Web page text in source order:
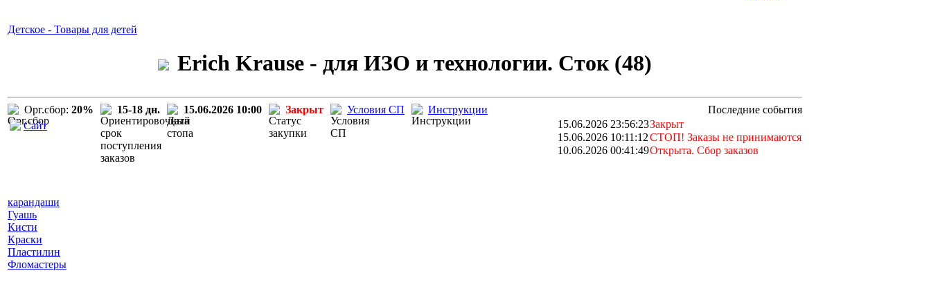
Детское - Товары для детей
Erich Krause - для ИЗО и технологии. Сток (48)
Орг.сбор: 20% 15-18 дн. 15.06.2026 10:00 Закрыт Условия СП Инструкции
Последние события
15.06.2026 23:56:23Закрыт
15.06.2026 10:11:12СТОП! Заказы не принимаются
10.06.2026 00:41:49Открыта. Сбор заказов
Сайт
карандаши
Гуашь
Кисти
Краски
Пластилин
Фломастеры